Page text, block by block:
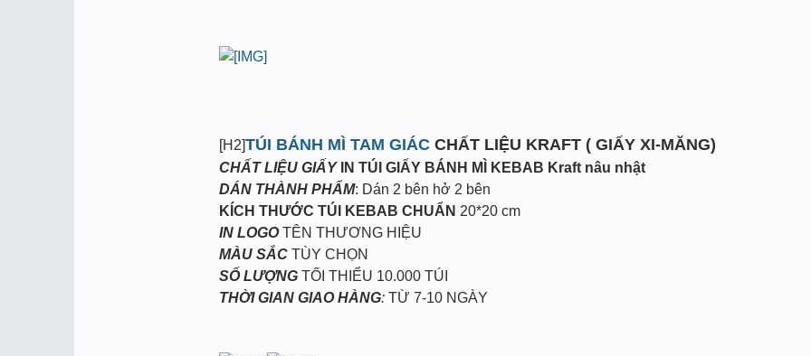
[H2]TÚI BÁNH MÌ TAM GIÁC CHẤT LIỆU KRAFT ( GIẤY XI-MĂNG)
CHẤT LIỆU GIẤYIN TÚI GIẤY BÁNH MÌ KEBAB Kraft nâu nhật
DÁN THÀNH PHẨM: Dán 2 bên hở 2 bên
KÍCH THƯỚC TÚI KEBAB CHUẨN 20*20 cm
IN LOGOTÊN THƯƠNG HIỆU
MÀU SẮC TÙY CHỌN
SỐ LƯỢNG TỐI THIỂU 10.000 TÚI
THỜI GIAN GIAO HÀNG: TỪ 7-10 NGÀY